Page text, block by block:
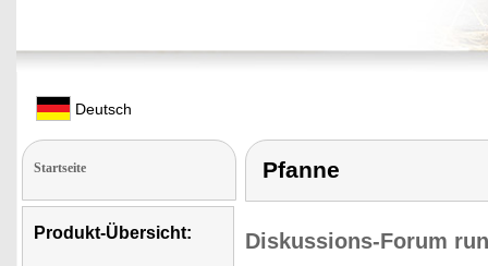
Deutsch
Startseite
Produkt-Übersicht:
Pfanne
Diskussions-Forum